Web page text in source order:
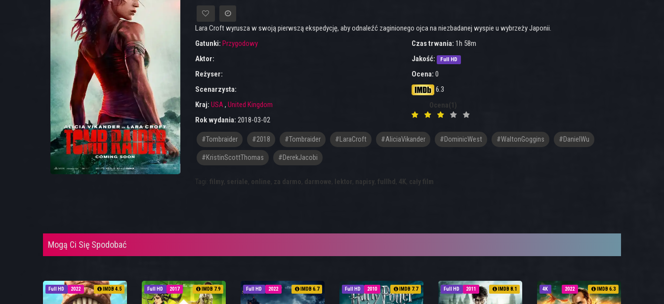
Lara Croft wyrusza w swoją pierwszą ekspedycję, aby odnaleźć zaginionego ojca na niezbadanej wyspie u wybrzeży Japonii.
Gatunki: Przygodowy
Aktor:
Reżyser:
Scenarzysta:
Kraj: USA, United Kingdom
Rok wydania: 2018-03-02
Czas trwania: 1h 58m
Jakość:
Full HD
Ocena: 0
6.3
Ocena(1)
#tombraider #2018 #tombraider #LaraCroft #AliciaVikander #DominicWest #WaltonGoggins #DanielWu
#KristinScottThomas #DerekJacobi
Tagi: filmy, seriale, online, za darmo, darmowe, lektor, napisy, fullhd , 4K, cały film
Mogą Ci Się Spodobać
Full HD 2022 IMDB 4.5 Full HD 2017 IMDB 7.9 Full HD 2022 IMDB 6.7 Full HD 2010 IMDB 7.7 Full HD 2011 IMDB 8.1 4K 2022 IMDB 6.3